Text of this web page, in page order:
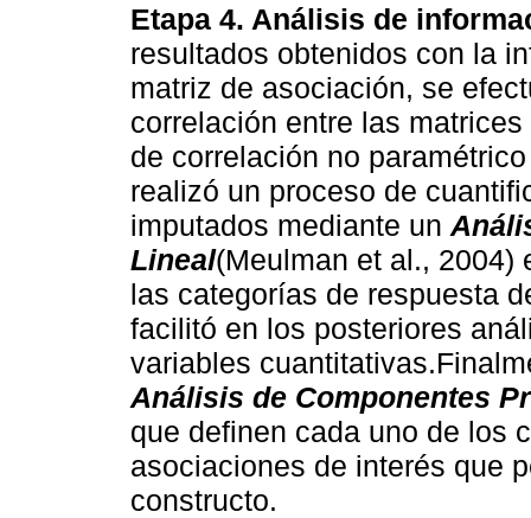
Etapa 4. Análisis de
resultados obtenidos con la
matriz de asociación, se
correlación entre las
de correlación no
realizó un proceso de
imputados mediante un
Lineal(Meulman et al., 2004)
las categorías de respuesta
facilitó en los posteriores
variables
Análisis de Componentes
que definen cada uno de los
asociaciones de interés que
constructo.